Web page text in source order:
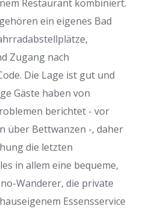
Restaurant kombiniert.
ein eigenes Bad
Zugang nach
Die Lage ist gut und
Gäste haben von
berichtet - vor
über Bettwanzen -, daher
die letzten
in allem eine bequeme,
Wanderer, die private
Essensservice